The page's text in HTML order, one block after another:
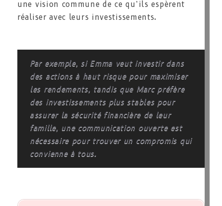
une vision commune de ce qu’ils espèrent
réaliser avec leurs investissements.
Par exemple, si Emma veut investir dans
des actions à haut risque pour maximiser
les rendements, tandis que Marc préfère
des investissements plus stables pour
assurer la sécurité financière de leur
famille, une communication ouverte est
nécessaire pour trouver un compromis qui
convienne à tous.